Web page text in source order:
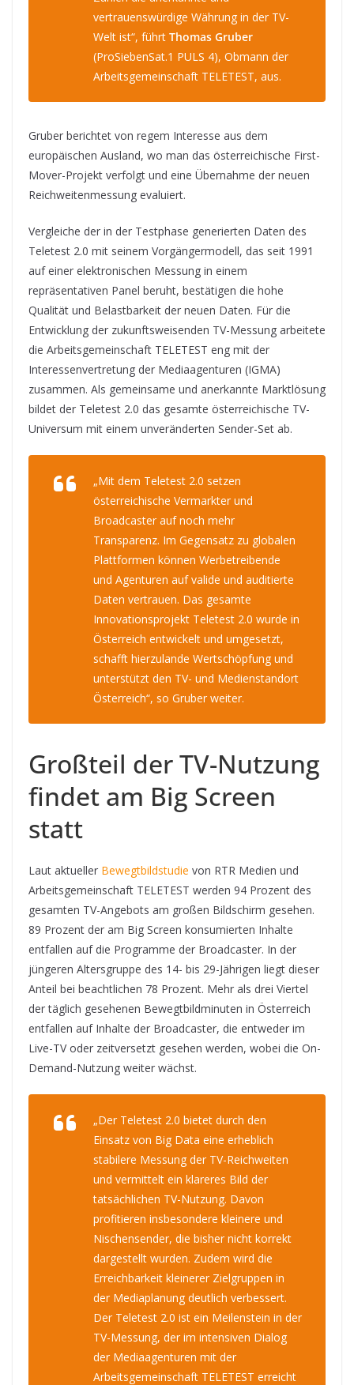
vertrauenswürdige Währung in der TV-
Welt ist“, führt Thomas Gruber
(ProSiebenSat.1 PULS 4), Obmann der
Arbeitsgemeinschaft TELETEST, aus.
Gruber berichtet von regem Interesse aus dem
europäischen Ausland, wo man das österreichische First-
Mover-Projekt verfolgt und eine Übernahme der neuen
Reichweitenmessung evaluiert.
Vergleiche der in der Testphase generierten Daten des
Teletest 2.0 mit seinem Vorgängermodell, das seit 1991
auf einer elektronischen Messung in einem
repräsentativen Panel beruht, bestätigen die hohe
Qualität und Belastbarkeit der neuen Daten. Für die
Entwicklung der zukunftsweisenden TV-Messung arbeitete
die Arbeitsgemeinschaft TELETEST eng mit der
Interessenvertretung der Mediaagenturen (IGMA)
zusammen. Als gemeinsame und anerkannte Marktlösung
bildet der Teletest 2.0 das gesamte österreichische TV-
Universum mit einem unveränderten Sender-Set ab.
„Mit dem Teletest 2.0 setzen
österreichische Vermarkter und
Broadcaster auf noch mehr
Transparenz. Im Gegensatz zu globalen
Plattformen können Werbetreibende
und Agenturen auf valide und auditierte
Daten vertrauen. Das gesamte
Innovationsprojekt Teletest 2.0 wurde in
Österreich entwickelt und umgesetzt,
schafft hierzulande Wertschöpfung und
unterstützt den TV- und Medienstandort
Österreich“, so Gruber weiter.
Großteil der TV-Nutzung
findet am Big Screen
statt
Laut aktueller Bewegtbildstudie von RTR Medien und
Arbeitsgemeinschaft TELETEST werden 94 Prozent des
gesamten TV-Angebots am großen Bildschirm gesehen.
89 Prozent der am Big Screen konsumierten Inhalte
entfallen auf die Programme der Broadcaster. In der
jüngeren Altersgruppe des 14- bis 29-Jährigen liegt dieser
Anteil bei beachtlichen 78 Prozent. Mehr als drei Viertel
der täglich gesehenen Bewegtbildminuten in Österreich
entfallen auf Inhalte der Broadcaster, die entweder im
Live-TV oder zeitversetzt gesehen werden, wobei die On-
Demand-Nutzung weiter wächst.
„Der Teletest 2.0 bietet durch den
Einsatz von Big Data eine erheblich
stabilere Messung der TV-Reichweiten
und vermittelt ein klareres Bild der
tatsächlichen TV-Nutzung. Davon
profitieren insbesondere kleinere und
Nischensender, die bisher nicht korrekt
dargestellt wurden. Zudem wird die
Erreichbarkeit kleinerer Zielgruppen in
der Mediaplanung deutlich verbessert.
Der Teletest 2.0 ist ein Meilenstein in der
TV-Messung, der im intensiven Dialog
der Mediaagenturen mit der
Arbeitsgemeinschaft TELETEST erreicht